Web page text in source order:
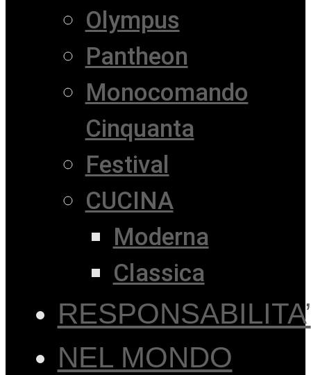
Olympus
Pantheon
Monocomando
Cinquanta
Festival
CUCINA
Moderna
Classica
RESPONSABILITA’
NEL MONDO